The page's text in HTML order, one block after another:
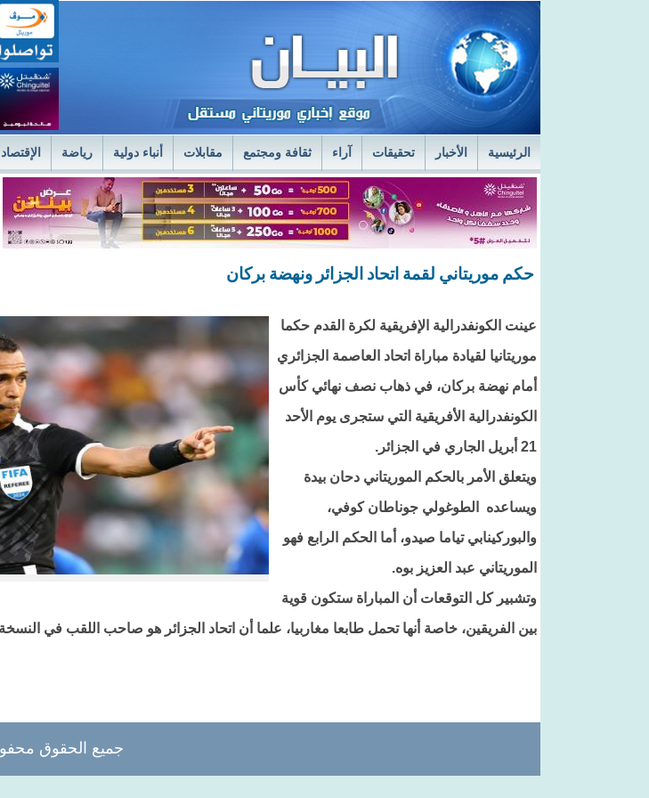
الرئيسية الأخبار تحقيقات آراء ثقافة ومجتمع مقابلات أنباء دولية رياضة الإقتصاد
السفير الروسي في نواكشوط يزور مركز الصحراء المستشفى العسكري بنواكشوط يعلن استئناف علاج
قائد أركان الجيوش يعاين الخدمات الطبية في المستشفى العسكري وزير الصحةً يترأس اجتماعا
حكم موريتاني لقمة اتحاد الجزائر ونهضة بركان
عينت الكونفدرالية الإفريقية لكرة القدم حكما
موريتانيا لقيادة مباراة اتحاد العاصمة الجزائري
أمام نهضة بركان، في ذهاب نصف نهائي كأس
الكونفدرالية الأفريقية التي ستجرى يوم الأحد
21 أبريل الجاري في الجزائر.
ويتعلق الأمر بالحكم الموريتاني دحان بيدة
ويساعده الطوغولي جوناطان كوفي،
والبوركينابي تياما صيدو، أما الحكم الرابع فهو
الموريتاني عبد العزيز بوه.
وتشبير كل التوقعات أن المباراة ستكون قوية
بين الفريقين، خاصة أنها تحمل طابعا مغاربيا، علما أن اتحاد الجزائر هو صاحب اللقب في النسخة
جميع الحقوق